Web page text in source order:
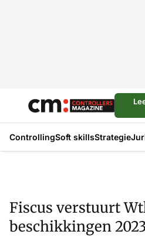
ControllingSoft skillsStrategie
Fiscus verstuurt
beschikkingen